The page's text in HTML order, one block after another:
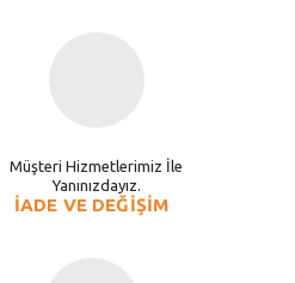
Müşteri Hizmetlerimiz İle
Yanınızdayız.
İADE VE DEĞİŞİM